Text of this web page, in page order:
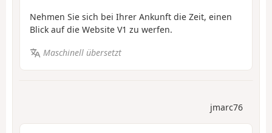
Nehmen Sie sich bei Ihrer Ankunft die Zeit, einen
Blick auf die Website V1 zu werfen.
Maschinell übersetzt
jmarc76